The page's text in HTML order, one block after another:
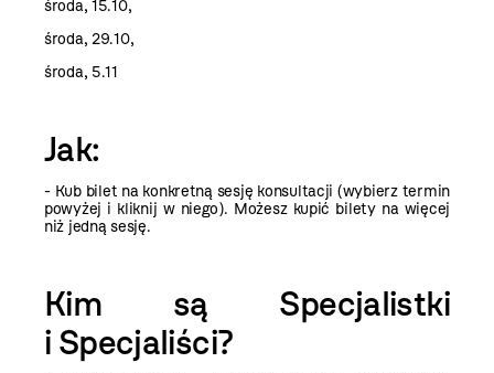
środa, 15.10,
środa, 29.10,
środa, 5.11
Jak:
- Kub bilet na konkretną sesję konsultacji (wybierz termin
powyżej i kliknij w niego). Możesz kupić bilety na więcej
niż jedną sesję.
Kim są Specjalistki
i Specjaliści?